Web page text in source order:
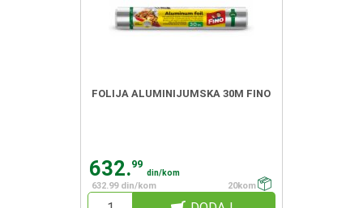
FOLIJA ALUMINIJUMSKA 30M FINO
632.99
din/kom
632.99 din/kom
20kom